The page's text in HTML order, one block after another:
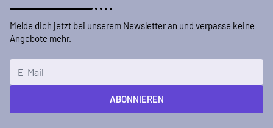
Melde dich jetzt bei unserem Newsletter an und verpasse keine
Angebote mehr.
ABONNIEREN